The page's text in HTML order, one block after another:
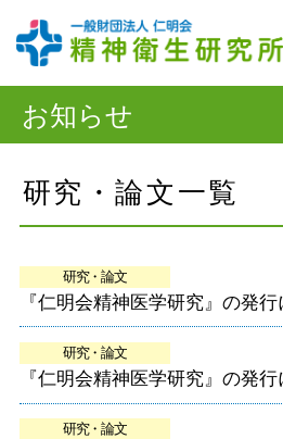
研究・論文一覧
研究・論文
『仁明会精神医学研究』の発行
研究・論文
『仁明会精神医学研究』の発行
研究・論文
お知らせ